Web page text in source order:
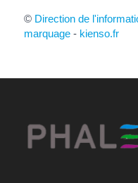
© Direction de
marquage- kienso.fr